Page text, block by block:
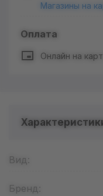
Магазины на
Оплата
Онлайн на
Вид:
Бренд: